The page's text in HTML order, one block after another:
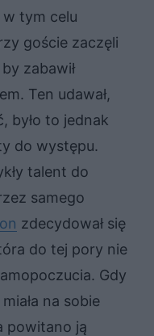
w tym celu
goście zaczęli
zabawił
Ten udawał,
było to jednak
do występu.
talent do
samego
zdecydował się
do tej pory nie
Gdy
na sobie
powitano ją